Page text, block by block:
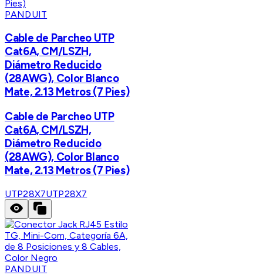
PANDUIT
Cable de Parcheo UTP
Cat6A, CM/LSZH,
Diámetro Reducido
(28AWG), Color Blanco
Mate, 2.13 Metros (7 Pies)
Cable de Parcheo UTP
Cat6A, CM/LSZH,
Diámetro Reducido
(28AWG), Color Blanco
Mate, 2.13 Metros (7 Pies)
UTP28X7UTP28X7
PANDUIT